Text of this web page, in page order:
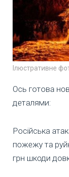
Ілюстративне
Ось готова
деталями:
Російська
пожежу та
грн шкоди